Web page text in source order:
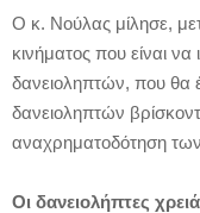
Ο κ. Νούλας μίλησε,
κινήματος που είναι
δανειοληπτών, που θα
δανειοληπτών
αναχρηματοδότηση
Οι δανειολήπτες